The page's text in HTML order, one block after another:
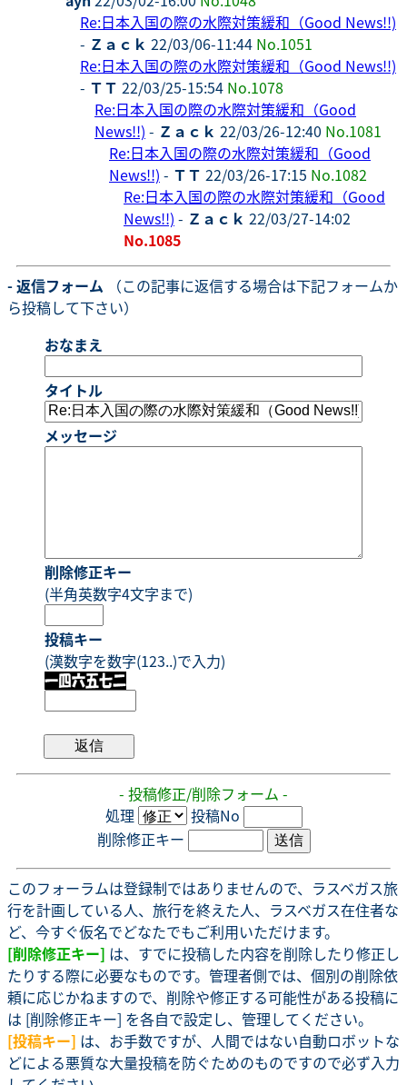
Re:日本入国の際の水際対策緩和（Good News!!)
- Ｚａｃｋ 22/03/06-11:44 No.1051
Re:日本入国の際の水際対策緩和（Good News!!)
- ＴＴ 22/03/25-15:54 No.1078
Re:日本入国の際の水際対策緩和（Good
News!!) - Ｚａｃｋ 22/03/26-12:40 No.1081
Re:日本入国の際の水際対策緩和（Good
News!!) - ＴＴ 22/03/26-17:15 No.1082
Re:日本入国の際の水際対策緩和（Good
News!!) - Ｚａｃｋ 22/03/27-14:02
No.1085
- 返信フォーム （この記事に返信する場合は下記フォームか
ら投稿して下さい）
おなまえ
タイトル
メッセージ
削除修正キー
(半角英数字4文字まで)
投稿キー
(漢数字を数字(123..)で入力)
- 投稿修正/削除フォーム -
処理
投稿No
削除修正キー
このフォーラムは登録制ではありませんので、ラスベガス旅
行を計画している人、旅行を終えた人、ラスベガス在住者な
ど、今すぐ仮名でどなたでもご利用いただけます。
[削除修正キー] は、すでに投稿した内容を削除したり修正し
たりする際に必要なものです。管理者側では、個別の削除依
頼に応じかねますので、削除や修正する可能性がある投稿に
は [削除修正キー] を各自で設定し、管理してください。
[投稿キー] は、お手数ですが、人間ではない自動ロボットな
どによる悪質な大量投稿を防ぐためのものですので必ず入力